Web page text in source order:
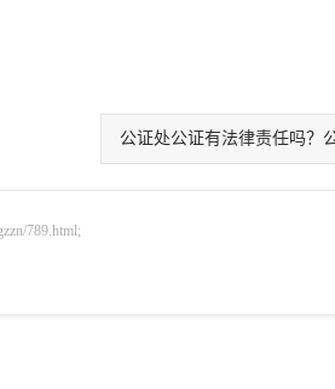
789.html;